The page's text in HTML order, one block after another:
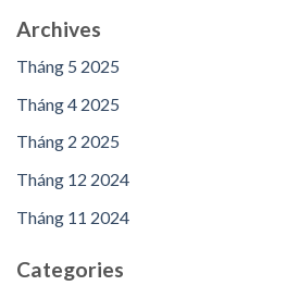
Archives
Tháng 5 2025
Tháng 4 2025
Tháng 2 2025
Tháng 12 2024
Tháng 11 2024
Categories